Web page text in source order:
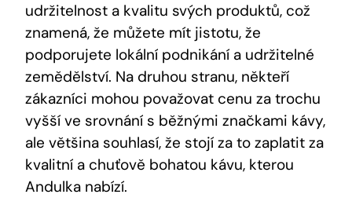
udržitelnost a kvalitu svých produktů, což
znamená, že můžete mít jistotu, že
podporujete lokální podnikání a udržitelné
zemědělství. Na druhou stranu, někteří
zákazníci mohou považovat cenu za trochu
vyšší ve srovnání s běžnými značkami kávy,
ale většina souhlasí, že stojí za to zaplatit za
kvalitní a chuťově bohatou kávu, kterou
Andulka nabízí.